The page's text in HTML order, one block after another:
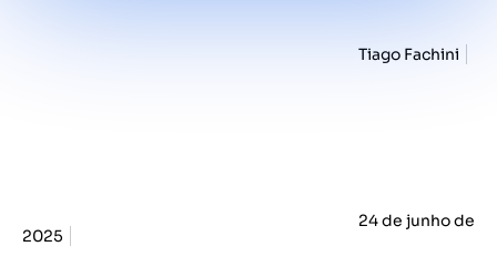
Tiago Fachini
24 de junho de
2025